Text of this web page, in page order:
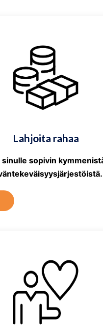
Lahjoita rahaa
sinulle sopivin